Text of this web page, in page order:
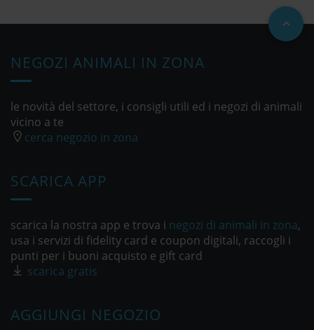
NEGOZI ANIMALI IN ZONA
le novità del settore, i consigli utili ed i negozi di animali
vicino a te
cerca negozio in zona
SCARICA APP
scarica la nostra app e trova i negozi di animali in zona,
usa i servizi di fidelity card e coupon digitali, raccogli i
punti per i buoni acquisto e gift card
scarica gratis
AGGIUNGI NEGOZIO